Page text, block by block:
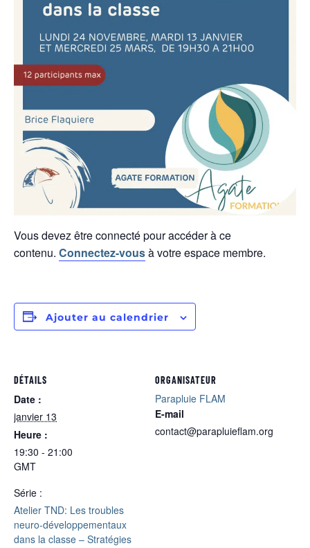
Vous devez être connecté pour accéder à ce
contenu. Connectez-vousà votre espace membre.
Ajouter au calendrier
DÉTAILS
Date :
janvier 13
Heure :
19:30 - 21:00
GMT
Série :
Atelier TND: Les troubles
neuro-développementaux
dans la classe – Stratégies
ORGANISATEUR
Parapluie FLAM
E-mail
contact@parapluieflam.org